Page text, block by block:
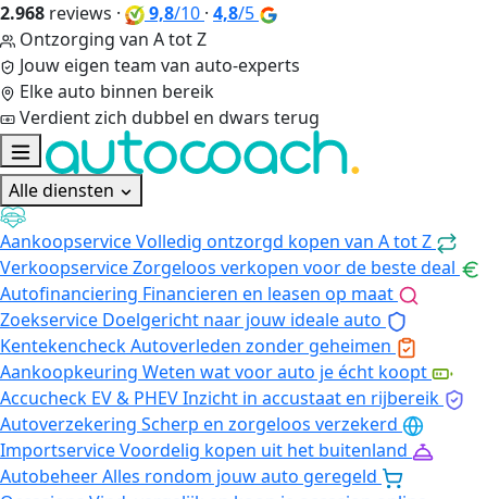
2.968 reviews · 9,8/10 · 4,8/5
Ontzorging van A tot Z
Jouw eigen team van auto-experts
Elke auto binnen bereik
Verdient zich dubbel en dwars terug
Alle diensten
AankoopserviceVolledig ontzorgd kopen van A tot Z
VerkoopserviceZorgeloos verkopen voor de beste deal
Autofinanciering Financieren en leasen op maat
Zoekservice Doelgericht naar jouw ideale auto
KentekencheckAutoverleden zonder geheimen
Aankoopkeuring Weten wat voor auto je écht koopt
Accucheck EV & PHEVInzicht in accustaat en rijbereik
Autoverzekering Scherp en zorgeloos verzekerd
ImportserviceVoordelig kopen uit het buitenland
AutobeheerAlles rondom jouw auto geregeld